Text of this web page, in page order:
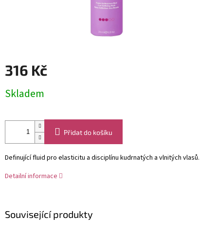
316 Kč
cena:
Skladem
Přidat do košíku
Definující fluid pro elasticitu a disciplínu kudrnatých a vlnitých vlasů.
Detailní informace
Související produkty